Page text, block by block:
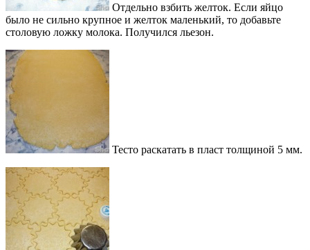
Отдельно взбить желток. Если яйцо
было не сильно крупное и желток маленький, то добавьте
столовую ложку молока. Получился льезон.
Тесто раскатать в пласт толщиной 5 мм.